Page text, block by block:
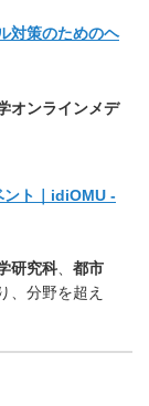
対策のためのヘ
オンラインメデ
ント｜idiOMU -
研究科
都市
、分野を超え